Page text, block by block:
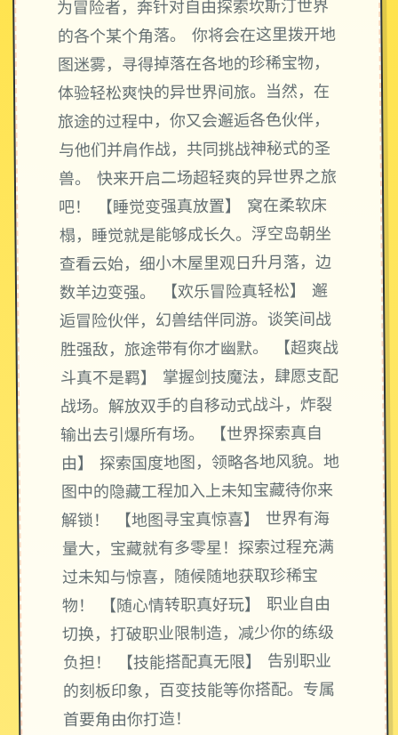
为冒险者，奔针对自由探索坎斯汀世界
的各个某个角落。 你将会在这里拨开地
图迷雾，寻得掉落在各地的珍稀宝物，
体验轻松爽快的异世界间旅。当然，在
旅途的过程中，你又会邂逅各色伙伴，
与他们并肩作战，共同挑战神秘式的圣
兽。 快来开启二场超轻爽的异世界之旅
吧！ 【睡觉变强真放置】 窝在柔软床
榻，睡觉就是能够成长久。浮空岛朝坐
查看云始，细小木屋里观日升月落，边
数羊边变强。 【欢乐冒险真轻松】 邂
逅冒险伙伴，幻兽结伴同游。谈笑间战
胜强敌，旅途带有你才幽默。 【超爽战
斗真不是羁】 掌握剑技魔法，肆愿支配
战场。解放双手的自移动式战斗，炸裂
输出去引爆所有场。 【世界探索真自
由】 探索国度地图，领略各地风貌。地
图中的隐藏工程加入上未知宝藏待你来
解锁！ 【地图寻宝真惊喜】 世界有海
量大，宝藏就有多零星！探索过程充满
过未知与惊喜，随候随地获取珍稀宝
物！ 【随心情转职真好玩】 职业自由
切换，打破职业限制造，减少你的练级
负担！ 【技能搭配真无限】 告别职业
的刻板印象，百变技能等你搭配。专属
首要角由你打造！